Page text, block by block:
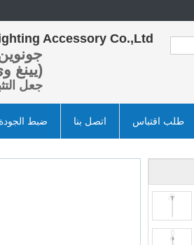
Accessory Co.,Ltd.
(يينغ
جعل
ضبط الجودة اتصل بنا طلب اقتباس